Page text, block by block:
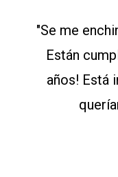
"Se me
Están
años! Está